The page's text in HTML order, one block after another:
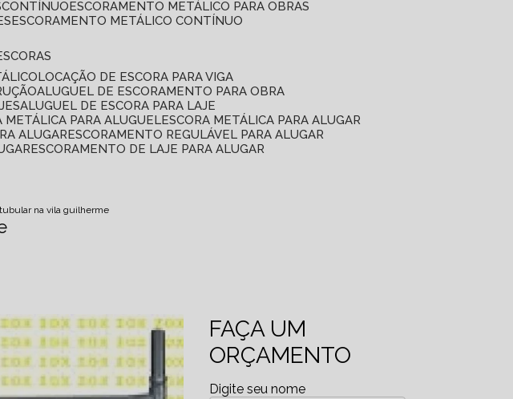
ESCORAMENTO METÁLICO PARA OBRAS
ESCORAMENTO METÁLICO CONTÍNUO
LOCAÇÃO DE ESCORA PARA VIGA
ALUGUEL DE ESCORAMENTO PARA OBRA
ALUGUEL DE ESCORA PARA LAJE
METÁLICA PARA ALUGUEL ESCORA METÁLICA PARA ALUGAR
ALUGAR ESCORAMENTO REGULÁVEL PARA ALUGAR
ESCORAMENTO DE LAJE PARA ALUGAR
na vila guilherme
FAÇA UM
ORÇAMENTO
Digite seu nome